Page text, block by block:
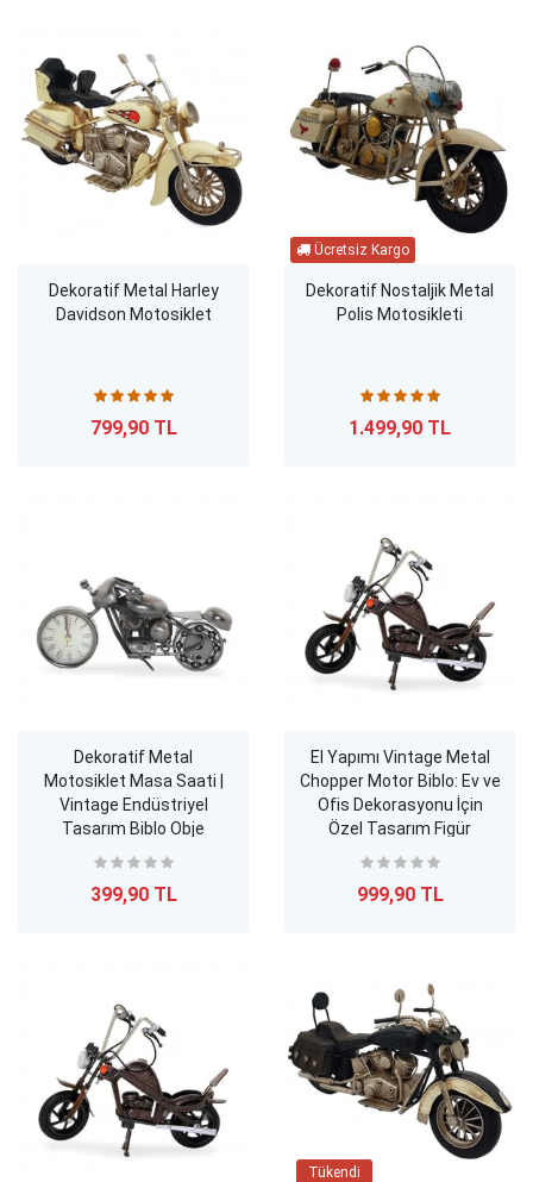
Dekoratif Metal Harley
Davidson Motosiklet
799,90 TL
Dekoratif Nostaljik Metal
Polis Motosikleti
1.499,90 TL
Dekoratif Metal
Motosiklet Masa Saati |
Vintage Endüstriyel
Tasarım Biblo Obje
399,90 TL
El Yapımı Vintage Metal
Chopper Motor Biblo: Ev ve
Ofis Dekorasyonu İçin
Özel Tasarım Figür
999,90 TL
Tükendi